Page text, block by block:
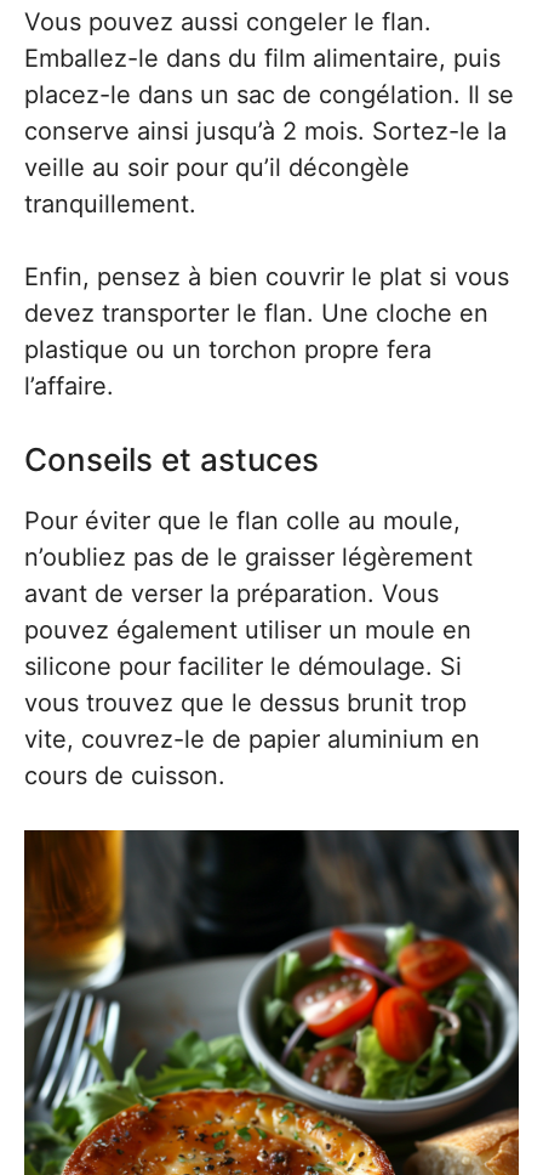
Vous pouvez aussi congeler le flan.
Emballez-le dans du film alimentaire, puis
placez-le dans un sac de congélation. Il se
conserve ainsi jusqu’à 2 mois. Sortez-le la
veille au soir pour qu’il décongèle
tranquillement.
Enfin, pensez à bien couvrir le plat si vous
devez transporter le flan. Une cloche en
plastique ou un torchon propre fera
l’affaire.
Conseils et astuces
Pour éviter que le flan colle au moule,
n’oubliez pas de le graisser légèrement
avant de verser la préparation. Vous
pouvez également utiliser un moule en
silicone pour faciliter le démoulage. Si
vous trouvez que le dessus brunit trop
vite, couvrez-le de papier aluminium en
cours de cuisson.